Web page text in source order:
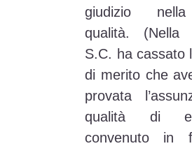
giudizio
qualità. (Nella
S.C. ha cassato
di merito che
provata
qualità di
convenuto in